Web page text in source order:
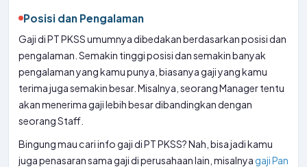
Posisi dan Pengalaman
Gaji di PT PKSS umumnya dibedakan berdasarkan posisi dan
pengalaman. Semakin tinggi posisi dan semakin banyak
pengalaman yang kamu punya, biasanya gaji yang kamu
terima juga semakin besar. Misalnya, seorang Manager tentu
akan menerima gaji lebih besar dibandingkan dengan
seorang Staff.
Bingung mau cari info gaji di PT PKSS? Nah, bisa jadi kamu
juga penasaran sama gaji di perusahaan lain, misalnya gaji Pan